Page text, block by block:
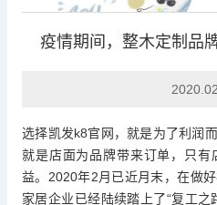
疫情期间，整木定制品
选择凯发k8官网 ，就是为了利润
就是店面为品牌带来订单，只
益。2020年2月已近月末，在做
家居企业已经陆续踏上了“复工